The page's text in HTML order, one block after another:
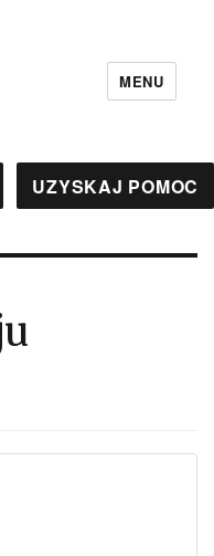
MENU
UZYSKAJ POMOC